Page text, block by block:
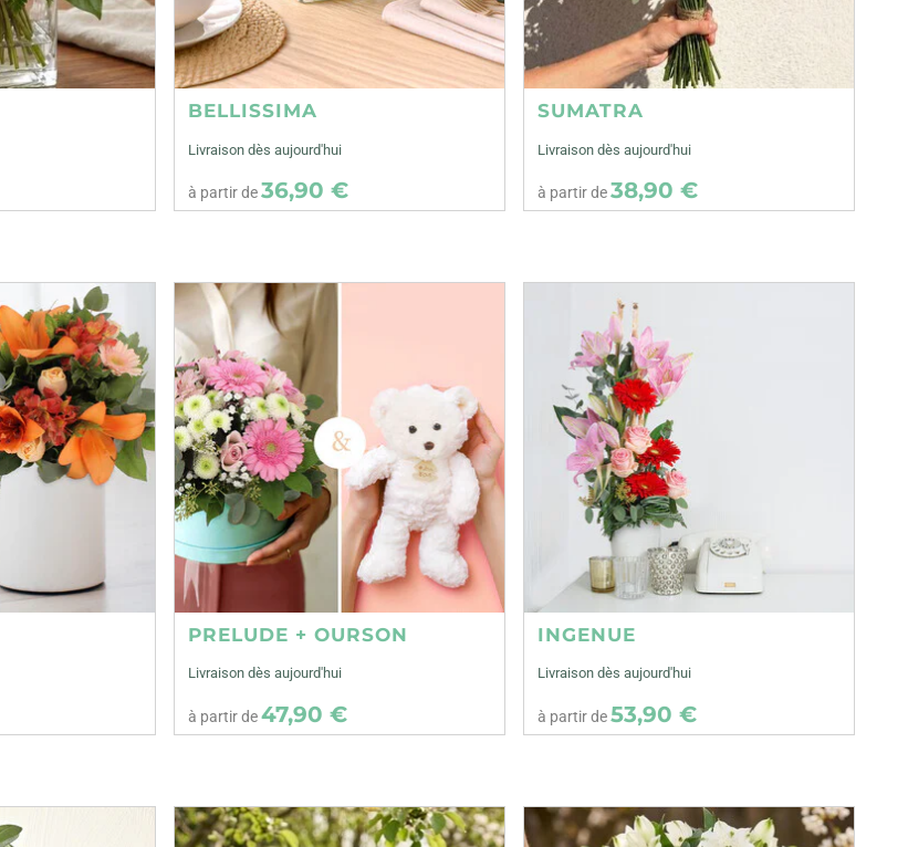
BELLISSIMA
Livraison dès aujourd'hui
à partir de36,90 €
SUMATRA
Livraison dès aujourd'hui
à partir de38,90 €
PRELUDE + OURSON
Livraison dès aujourd'hui
à partir de47,90 €
INGENUE
Livraison dès aujourd'hui
à partir de53,90 €